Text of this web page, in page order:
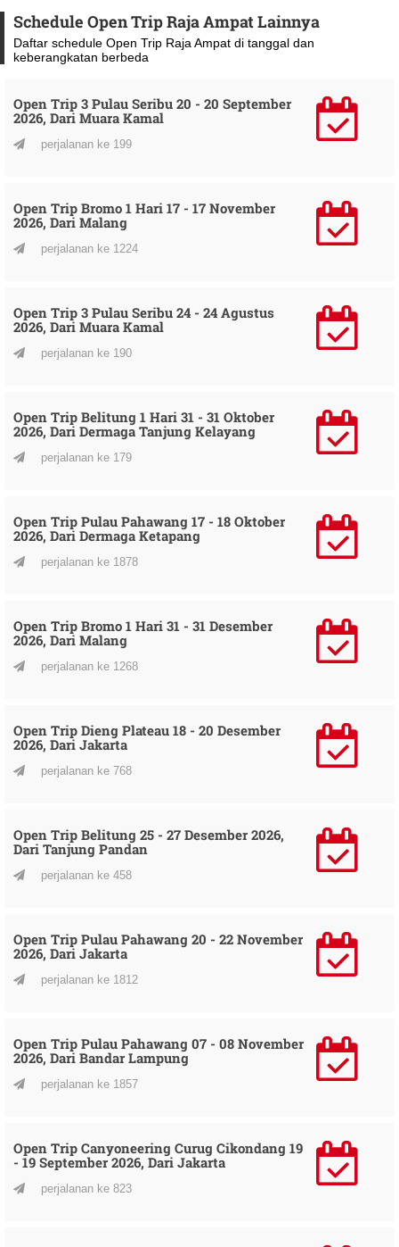
Schedule Open Trip Raja Ampat Lainnya
Daftar schedule Open Trip Raja Ampat di tanggal dan
keberangkatan berbeda
Open Trip 3 Pulau Seribu 20 - 20 September
2026, Dari Muara Kamal
perjalanan ke 199
Open Trip Bromo 1 Hari 17 - 17 November
2026, Dari Malang
perjalanan ke 1224
Open Trip 3 Pulau Seribu 24 - 24 Agustus
2026, Dari Muara Kamal
perjalanan ke 190
Open Trip Belitung 1 Hari 31 - 31 Oktober
2026, Dari Dermaga Tanjung Kelayang
perjalanan ke 179
Open Trip Pulau Pahawang 17 - 18 Oktober
2026, Dari Dermaga Ketapang
perjalanan ke 1878
Open Trip Bromo 1 Hari 31 - 31 Desember
2026, Dari Malang
perjalanan ke 1268
Open Trip Dieng Plateau 18 - 20 Desember
2026, Dari Jakarta
perjalanan ke 768
Open Trip Belitung 25 - 27 Desember 2026,
Dari Tanjung Pandan
perjalanan ke 458
Open Trip Pulau Pahawang 20 - 22 November
2026, Dari Jakarta
perjalanan ke 1812
Open Trip Pulau Pahawang 07 - 08 November
2026, Dari Bandar Lampung
perjalanan ke 1857
Open Trip Canyoneering Curug Cikondang 19
- 19 September 2026, Dari Jakarta
perjalanan ke 823